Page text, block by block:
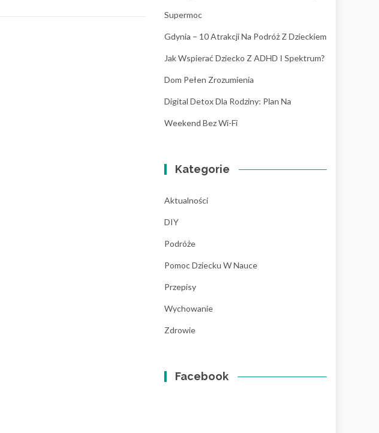
Supermoc
Gdynia – 10 Atrakcji Na Podróż Z Dzieckiem
Jak Wspierać Dziecko Z ADHD I Spektrum?
Dom Pełen Zrozumienia
Digital Detox Dla Rodziny: Plan Na
Weekend Bez Wi-Fi
Kategorie
Aktualności
DIY
Podróże
Pomoc Dziecku W Nauce
Przepisy
Wychowanie
Zdrowie
Facebook